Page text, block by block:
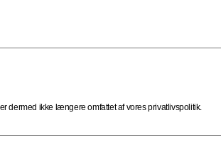
dermed ikke længere omfattet af vores privatlivspolitik.